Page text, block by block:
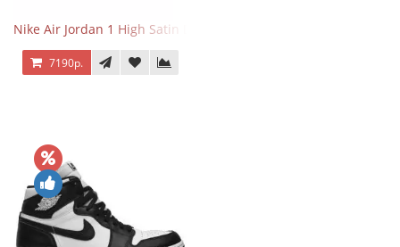
Nike Air Jordan 1 High Satin Black Toe
7190р.